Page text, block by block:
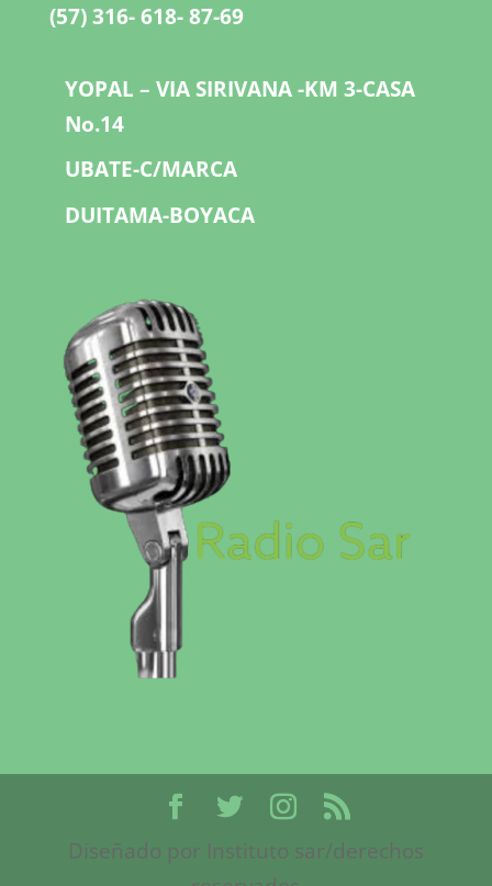
(57) 316- 618- 87-69
YOPAL – VIA SIRIVANA -KM 3-CASA
No.14
UBATE-C/MARCA
DUITAMA-BOYACA
Diseñado por Instituto sar/derechos